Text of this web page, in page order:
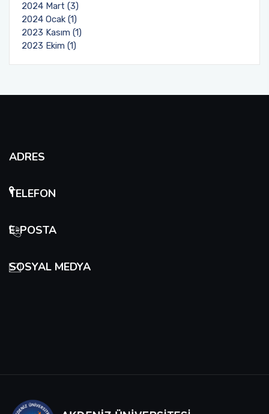
2024 Mart (3)
2024 Ocak (1)
2023 Kasım (1)
2023 Ekim (1)
ADRES
TELEFON
E-POSTA
SOSYAL MEDYA